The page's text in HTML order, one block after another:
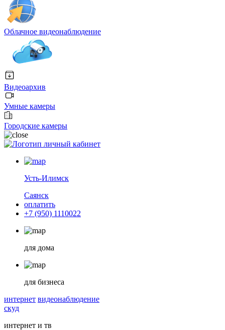
Облачное видеонаблюдение
Видеоархив
Умные камеры
Городские камеры
личный кабинет
Усть-Илимск
Саянск
оплатить
+7 (950) 1110022
для дома
для бизнеса
интернет видеонаблюдение
скуд
интернет и тв